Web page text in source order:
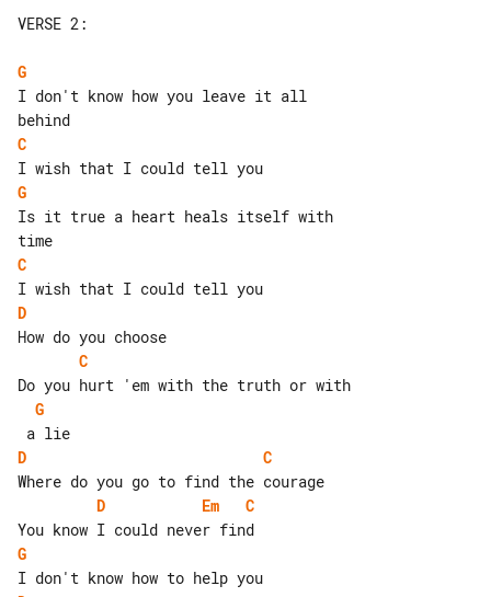
VERSE 2:
G
I don't know how you leave it all
C
G
Is it true a heart heals itself with
C
D
C
G
D
C
D
Em
C
G